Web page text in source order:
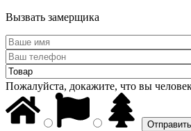
Вызвать замерщика
Пожалуйста, докажите, что вы